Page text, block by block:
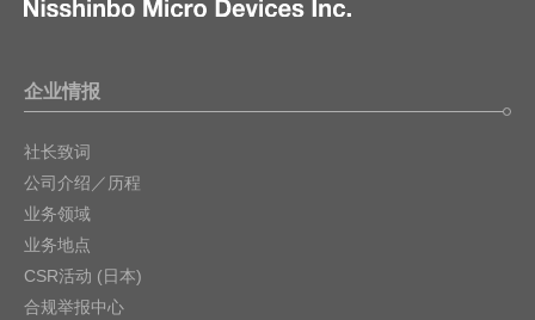
企业情报
社长致词
公司介绍／历程
业务领域
业务地点
CSR活动 (日本)
合规举报中心